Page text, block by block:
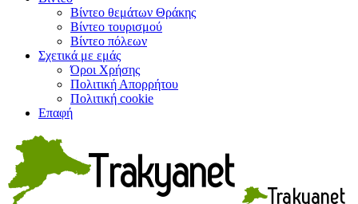
Βίντεο θεμάτων Θράκης
Βίντεο τουρισμού
Βίντεο πόλεων
Σχετικά με εμάς
Όροι Χρήσης
Πολιτική Απορρήτου
Πολιτική cookie
Επαφή